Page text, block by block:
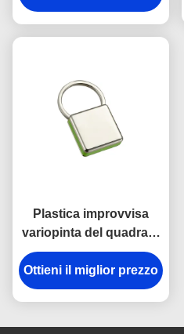
rettangolo
Plastica improvvisa
variopinta del quadrato
della catena chiave del
gancio dell'anti della
ruggine del metallo
chiave
Ottieni il miglior prezzo